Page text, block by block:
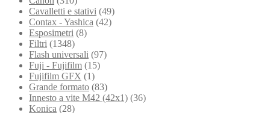
Cavalletti e stativi (49)
Contax - Yashica (42)
Esposimetri (8)
Filtri (1348)
Flash universali (97)
Fuji - Fujifilm (15)
Fujifilm GFX (1)
Grande formato (83)
Innesto a vite M42 (42x1) (36)
Konica (28)